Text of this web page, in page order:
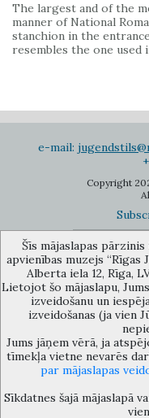
The largest and of the
manner of National
stanchion in the
resembles the one
e-mail:
Copyright
The Anti-Bureaucracy
67012031, e-mail:
the Municipality of
confidentiality to a
interest or other corrupt
Šīs mājaslapas
apvienības muzejs
Alberta iela 12, Rīga,
Lietojot šo mājaslapu,
izveidošanu un
izveidošanas (ja vien
Jums jāņem vērā, ja
tīmekļa vietne nevarēs
par mājaslapas
Sīkdatnes šajā mājaslapā